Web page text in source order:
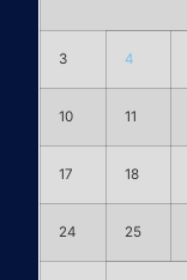
3 4
10 11
17 18
24 25